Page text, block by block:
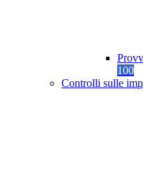
100
Controlli sulle